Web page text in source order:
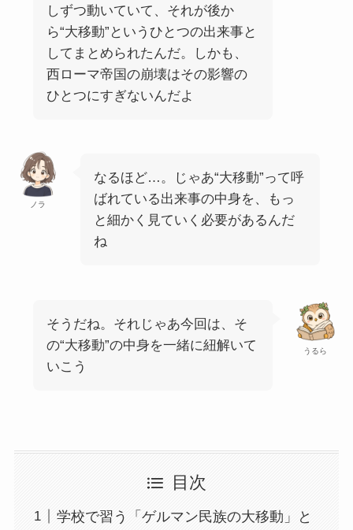
しずつ動いていて、それが後か
ら“大移動”というひとつの出来事と
してまとめられたんだ。しかも、
西ローマ帝国の崩壊はその影響の
ひとつにすぎないんだよ
ノラ
なるほど…。じゃあ“大移動”って呼
ばれている出来事の中身を、もっ
と細かく見ていく必要があるんだ
ね
うるら
そうだね。それじゃあ今回は、そ
の“大移動”の中身を一緒に紐解いて
いこう
目次
学校で習う「ゲルマン民族の大移動」と